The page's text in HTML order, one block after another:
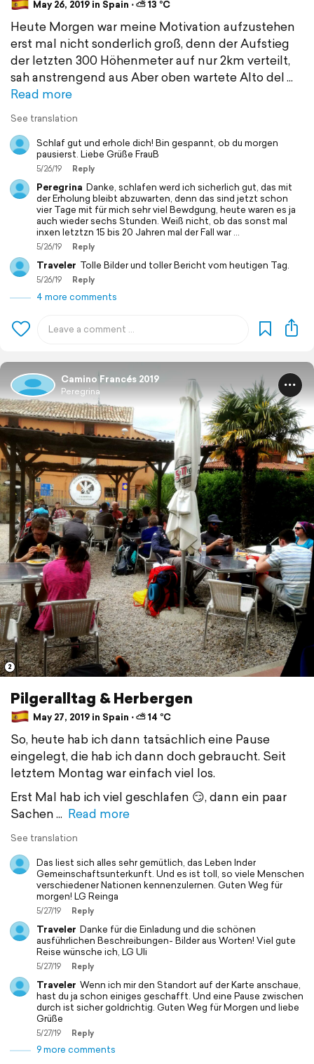
May 26, 2019 in Spain ⋅ ⛅ 13 °C
Heute Morgen war meine Motivation aufzustehen
erst mal nicht sonderlich groß, denn der Aufstieg
der letzten 300 Höhenmeter auf nur 2km verteilt,
sah anstrengend aus Aber oben wartete Alto del
Read more
See translation
Schlaf gut und erhole dich! Bin gespannt, ob du morgen
pausierst. Liebe Grüße FrauB
5/26/19 Reply
Peregrina Danke, schlafen werd ich sicherlich gut, das mit
der Erholung bleibt abzuwarten, denn das sind jetzt schon
vier Tage mit für mich sehr viel Bewdgung, heute waren es ja
auch wieder sechs Stunden. Weiß nicht, ob das sonst mal
inxen letztzn 15 bis 20 Jahren mal der Fall war ...
5/26/19 Reply
Traveler Tolle Bilder und toller Bericht vom heutigen Tag.
5/26/19 Reply
4 more comments
Camino Francés 2019
Peregrina
2
Pilgeralltag & Herbergen
May 27, 2019 in Spain ⋅ ⛅ 14 °C
So, heute hab ich dann tatsächlich eine Pause
eingelegt, die hab ich dann doch gebraucht. Seit
letztem Montag war einfach viel los.
Erst Mal hab ich viel geschlafen 😏, dann ein paar
Sachen
Read more
See translation
Das liest sich alles sehr gemütlich, das Leben Inder
Gemeinschaftsunterkunft. Und es ist toll, so viele Menschen
verschiedener Nationen kennenzulernen. Guten Weg für
morgen! LG Reinga
5/27/19 Reply
Traveler Danke für die Einladung und die schönen
ausführlichen Beschreibungen- Bilder aus Worten! Viel gute
Reise wünsche ich, LG Uli
5/27/19 Reply
Traveler Wenn ich mir den Standort auf der Karte anschaue,
hast du ja schon einiges geschafft. Und eine Pause zwischen
durch ist sicher goldrichtig. Guten Weg für Morgen und liebe
Grüße
5/27/19 Reply
9 more comments